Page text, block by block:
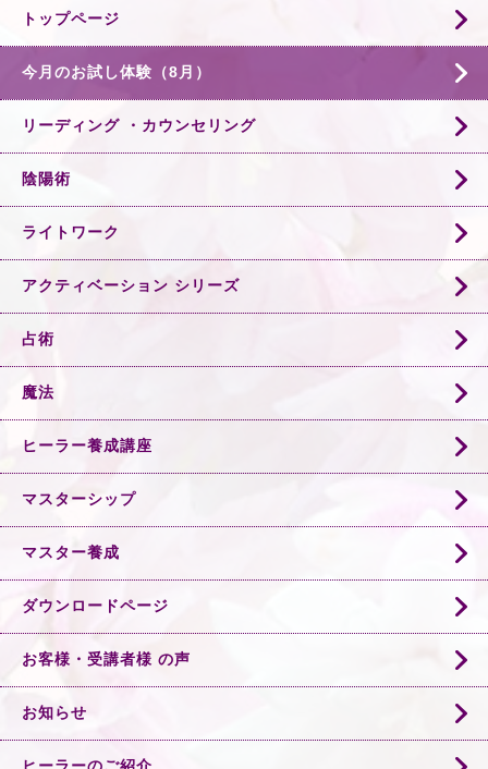
トップページ
今月のお試し体験（8月）
リーディング ・カウンセリング
陰陽術
ライトワーク
アクティベーション シリーズ
占術
魔法
ヒーラー養成講座
マスターシップ
マスター養成
ダウンロードページ
お客様・受講者様 の声
お知らせ